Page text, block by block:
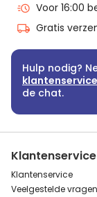
Voor 16:00
Gratis
Hulp nodig?
klantenservice
de chat.
Klantenservice
Klantenservice
Veelgestelde vragen